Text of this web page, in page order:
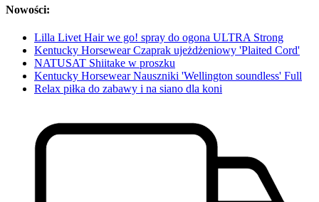
Nowości:
Lilla Livet Hair we go! spray do ogona ULTRA Strong
Kentucky Horsewear Czaprak ujeżdżeniowy 'Plaited Cord'
NATUSAT Shiitake w proszku
Kentucky Horsewear Nauszniki 'Wellington soundless' Full
Relax piłka do zabawy i na siano dla koni